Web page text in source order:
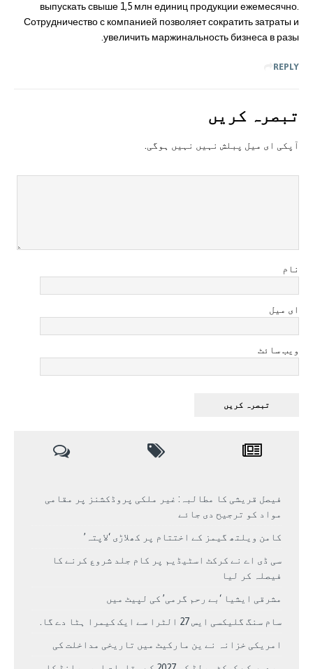
выпускать свыше 1,5 млн единиц продукции ежемесячно.
Сотрудничество с компанией позволяет сократить затраты и
увеличить маржинальность бизнеса в разы.
REPLY
تبصرہ کريں
آپکی ای ميل پبلش نہيں نہيں ہوگی.
نام
ای میل
ویب سائٹ
فیصل قریشی کا مطالبہ: غیر ملکی پروڈکشنز پر مقامی
مواد کو ترجیح دی جائے
کامن ویلتھ گیمز کے اختتام پر کھلاڑی ‘لاپتہ’
سی ڈی اے نے کرکٹ اسٹیڈیم پر کام جلد شروع کرنے کا
فیصلہ کر لیا
مشرقی ایشیا ‘بے رحم گرمی’ کی لپیٹ میں
سام سنگ گلیکسی ایس 27 الٹرا سے ایک کیمرا ہٹا دے گا.
امریکی خزانہ نے ین مارکیٹ میں تاریخی مداخلت کی